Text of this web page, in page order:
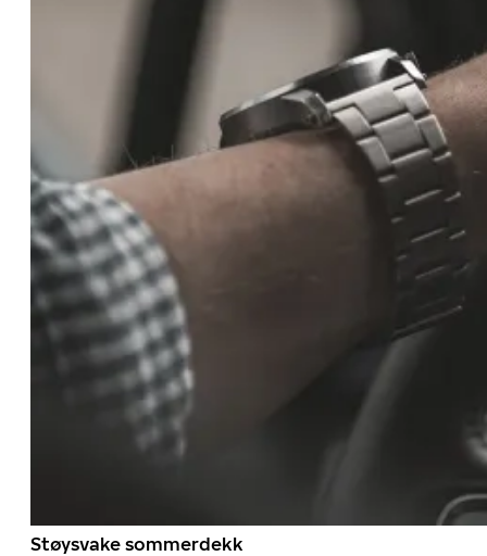
Støysvake sommerdekk